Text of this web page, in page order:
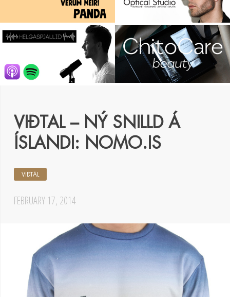
VIÐTAL – NÝ SNILLD Á
ÍSLANDI: NOMO.IS
FEBRUARY 17, 2014
VIÐTAL